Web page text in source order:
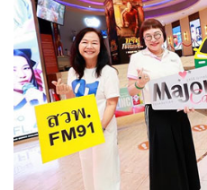
02-05-2568 ทั่วไป